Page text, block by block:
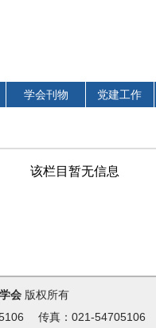
学会刊物 党建工作
该栏目暂无信息
会版权所有
传真：021-54705106